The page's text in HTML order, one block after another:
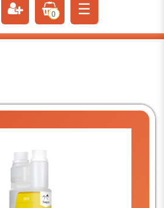
0 ☰